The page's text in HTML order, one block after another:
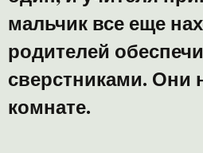
мальчик все еще
родителей
сверстниками. Они
комнате.